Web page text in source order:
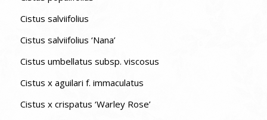
Cistus salviifolius
Cistus salviifolius ‘Nana’
Cistus umbellatus subsp. viscosus
Cistus x aguilari f. immaculatus
Cistus x crispatus ‘Warley Rose’